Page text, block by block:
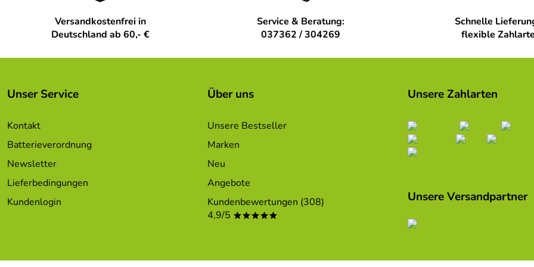
Versandkostenfrei in
Deutschland ab 60,- €
Service & Beratung:
037362 / 304269
Schnelle
flexible
Unser Service
Kontakt
Batterieverordnung
Newsletter
Lieferbedingungen
Kundenlogin
Über uns
Unsere Bestseller
Marken
Neu
Angebote
Kundenbewertungen (308)
4,9/5 *****
Unsere Zahlarten
Unsere Versandpartner